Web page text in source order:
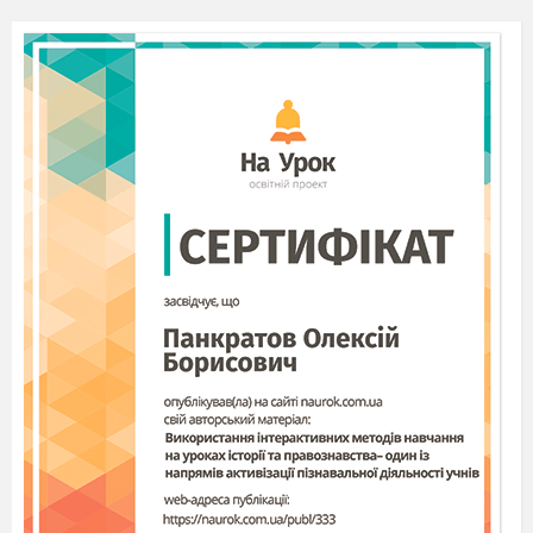
визначається …(масою, віком, руховою активністю).
захворювання… (
.
За нестачі вітамінів виникає захворювання
…( гіповітаміноз)
ІІІ. Мотивація навчальної діяльності
Прийом «Дивуй»
Людина з’їдає за рік в середньому 500 кг їжі.
Загальна довжина травної системи дорослої
людини становить близько 9 метрів.
Потрібно близько 72 годин, щоб перетравити
святкову вечерю. Першими перетравлюються вуглеводи
(хліб, пироги, печиво, кекси), потім перетравлюються
білки (наприклад, смажена курка), і найдовше
перетравлюються жири, включаючи соуси та вершки з
тістечок.
IV. Повідомлення теми, мети, завдань уроку
- Які системи органів зображені на малюнках?